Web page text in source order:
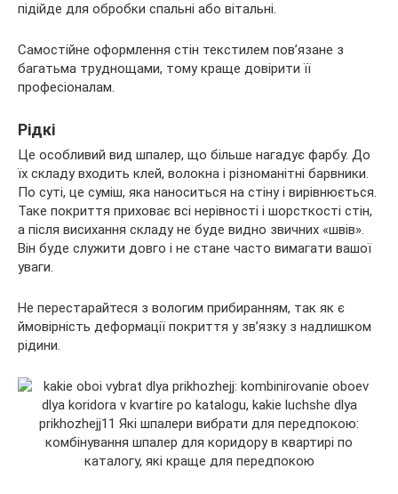
підійде для обробки спальні або вітальні.
Самостійне оформлення стін текстилем пов’язане з
багатьма труднощами, тому краще довірити її
професіоналам.
Рідкі
Це особливий вид шпалер, що більше нагадує фарбу. До
їх складу входить клей, волокна і різноманітні барвники.
По суті, це суміш, яка наноситься на стіну і вирівнюється.
Таке покриття приховає всі нерівності і шорсткості стін,
а після висихання складу не буде видно звичних «швів».
Він буде служити довго і не стане часто вимагати вашої
уваги.
Не перестарайтеся з вологим прибиранням, так як є
ймовірність деформації покриття у зв’язку з надлишком
рідини.